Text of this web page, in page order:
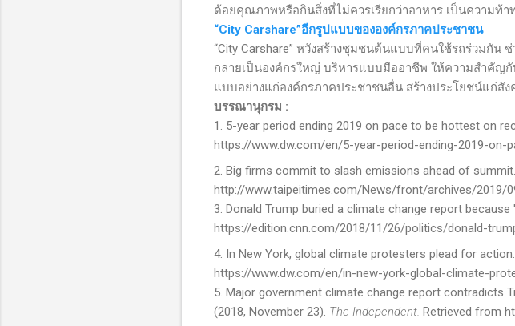
ด้อยคุณภาพหรือกินสิ่งที่ไม่ควรเรียกว่าอาหาร เป็นความท้า
“City Carshare”อีกรูปแบบขององค์กรภาคประชาชน
“City Carshare” หวังสร้างชุมชนต้นแบบที่คนใช้รถร่วมกัน
กลายเป็นองค์กรใหญ่ บริหารแบบมืออาชีพ ให้ความสำคัญกั
แบบอย่างแก่องค์กรภาคประชาชนอื่น สร้างประโยชน์แก่สั
บรรณานุกรม :
1. 5-year period ending 2019 on pace to be hottest on
https://www.dw.com/en/5-year-period-ending-2019-
2. Big firms commit to slash emissions ahead of
http://www.taipeitimes.com/News/front/archives/2019/
3. Donald Trump buried a climate change report because
https://edition.cnn.com/2018/11/26/politics/donald-
4. In New York, global climate protesters plead for
https://www.dw.com/en/in-new-york-global-climate-
5. Major government climate change report contradicts
(2018, November 23). The Independent. Retrieved from